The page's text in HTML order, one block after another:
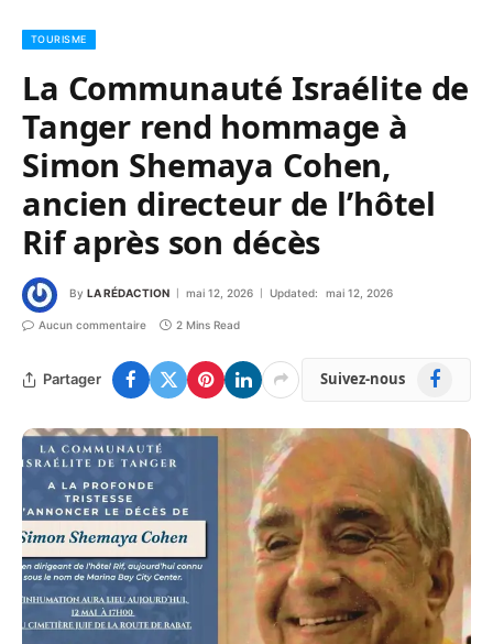
TOURISME
La Communauté Israélite de
Tanger rend hommage à
Simon Shemaya Cohen,
ancien directeur de l’hôtel
Rif après son décès
By LA RÉDACTION mai 12, 2026 Updated: mai 12, 2026
Aucun commentaire 2 Mins Read
Partager Suivez-nous Facebook